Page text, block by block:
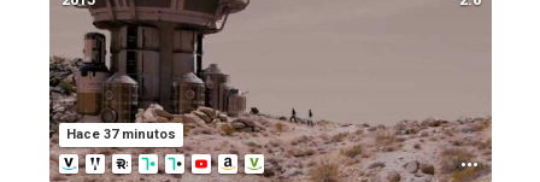
Hace 37 minutos